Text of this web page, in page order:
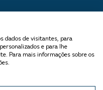
dados de visitantes, para
e para lhe
Para mais informações sobre os